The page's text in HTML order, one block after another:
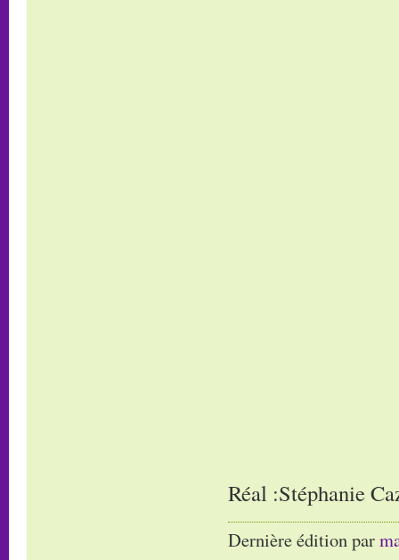
Réal :Stéphanie
Dernière édition par